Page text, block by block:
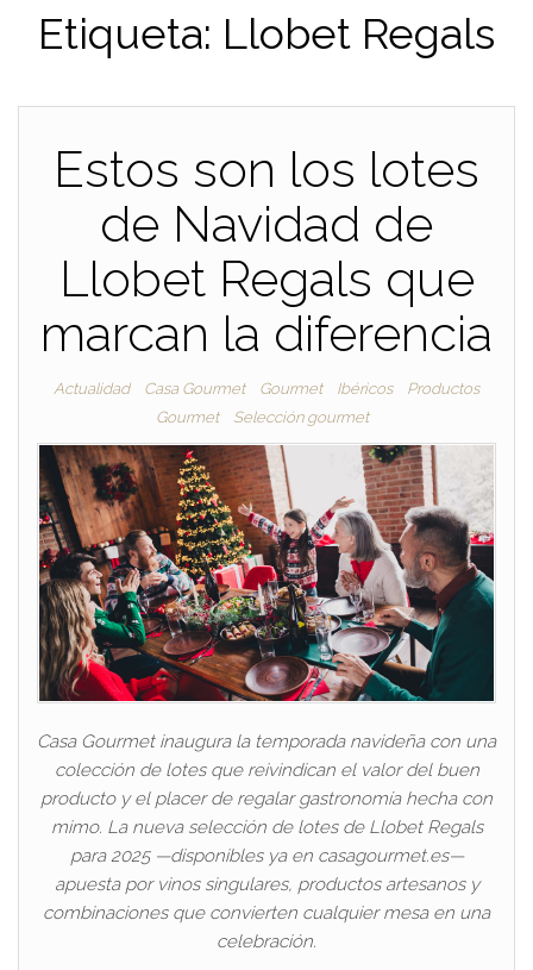
Etiqueta: Llobet Regals
Estos son los lotes
de Navidad de
Llobet Regals que
marcan la diferencia
Actualidad Casa Gourmet Gourmet Ibéricos
Productos
Gourmet
Selección gourmet
Casa Gourmet inaugura la temporada navideña con una
colección de lotes que reivindican el valor del buen
producto y el placer de regalar gastronomía hecha con
mimo. La nueva selección de lotes de Llobet Regals
para 2025 —disponibles ya en casagourmet.es—
apuesta por vinos singulares, productos artesanos y
combinaciones que convierten cualquier mesa en una
celebración.